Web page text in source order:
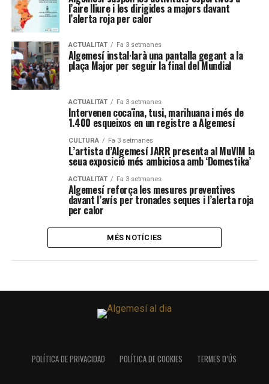
l’aire lliure i les dirigides a majors davant
l’alerta roja per calor
ACTUALITAT Fa 3 setmanes
Algemesí instal·larà una pantalla gegant a la
plaça Major per seguir la final del Mundial
ACTUALITAT Fa 3 setmanes
Intervenen cocaïna, tusi, marihuana i més de
1.400 esqueixos en un registre a Algemesí
CULTURA Fa 3 setmanes
L’artista d’Algemesí JARR presenta al MuVIM la
seua exposició més ambiciosa amb ‘Domestika’
ACTUALITAT Fa 3 setmanes
Algemesí reforça les mesures preventives
davant l’avís per tronades seques i l’alerta roja
per calor
MÉS NOTÍCIES
POLÍTICA DE PRIVACIDAD POLÍTICA DE COOKIES TERMES D’ÚS